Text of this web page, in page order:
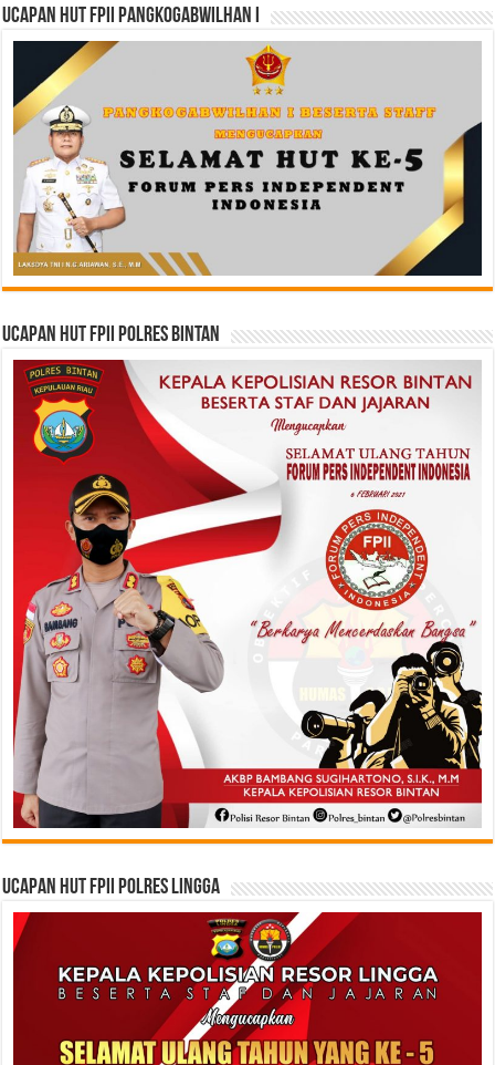
Ucapan HUT FPII PANGKOGABWILHAN I
Ucapan HUT FPII Polres Bintan
Ucapan HUT FPII Polres Lingga